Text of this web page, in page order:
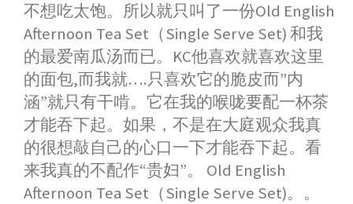
不想吃太饱。所以就只叫了一份Old English
Afternoon Tea Set（Single Serve Set) 和我
的最爱南瓜汤而已。KC他喜欢就喜欢这里
的面包,而我就….只喜欢它的脆皮而”内
涵”就只有干啃。它在我的喉咙要配一杯茶
才能吞下起。如果，不是在大庭观众我真
的很想敲自己的心口一下才能吞下起。看
来我真的不配作“贵妇”。 Old English
Afternoon Tea Set（Single Serve Set)。。